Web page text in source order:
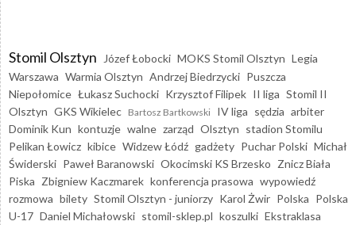
Stomil Olsztyn Józef Łobocki MOKS Stomil Olsztyn Legia
Warszawa Warmia Olsztyn Andrzej Biedrzycki Puszcza
Niepołomice Łukasz Suchocki Krzysztof Filipek II liga Stomil II
Olsztyn GKS Wikielec Bartosz Bartkowski IV liga sędzia arbiter
Dominik Kun kontuzje walne zarząd Olsztyn stadion Stomilu
Pelikan Łowicz kibice Widzew Łódź gadżety Puchar Polski Michał
Świderski Paweł Baranowski Okocimski KS Brzesko Znicz Biała
Piska Zbigniew Kaczmarek konferencja prasowa wypowiedź
rozmowa bilety Stomil Olsztyn - juniorzy Karol Żwir Polska Polska
U-17 Daniel Michałowski stomil-sklep.pl koszulki Ekstraklasa